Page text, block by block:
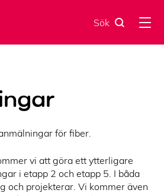
Sök
för fiber.
vi att göra ett ytterligare
i etapp 2 och etapp 5. I båda
och projekterar. Vi kommer även